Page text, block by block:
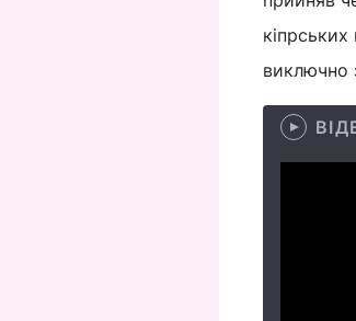
виключно